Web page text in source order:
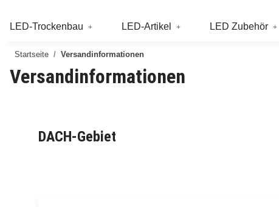
LED-Trockenbau LED-Artikel LED Zubehör
Startseite Versandinformationen
Versandinformationen
DACH-Gebiet